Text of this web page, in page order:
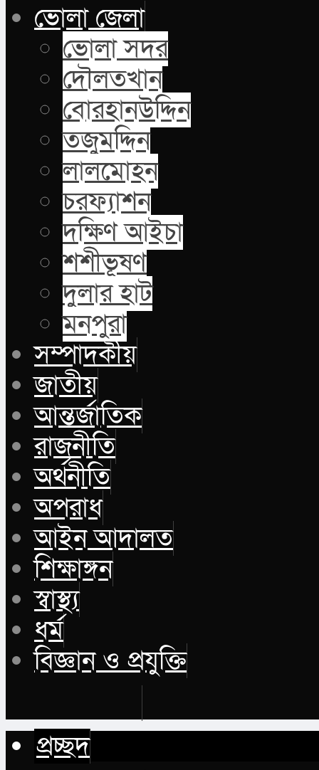
ভোলা জেলা
ভোলা সদর
দৌলতখান
বোরহানউদ্দিন
তজুমদ্দিন
লালমোহন
চরফ্যাশন
দক্ষিণ আইচা
শশীভূষণ
দুলার হাট
মনপুরা
সম্পাদকীয়
জাতীয়
আন্তর্জাতিক
রাজনীতি
অর্থনীতি
অপরাধ
আইন আদালত
শিক্ষাঙ্গন
স্বাস্থ্য
ধর্ম
বিজ্ঞান ও প্রযুক্তি
প্রচ্ছদ